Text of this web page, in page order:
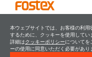
本ウェブサイトでは、お客様の利
するために、クッキーを使用してい
詳細はクッキーポリシーについてを
ーの使用に同意いただく必要があり